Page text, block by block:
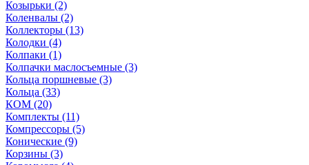
Козырьки (2)
Коленвалы (2)
Коллекторы (13)
Колодки (4)
Колпаки (1)
Колпачки маслосъемные (3)
Кольца поршневые (3)
Кольца (33)
КОМ (20)
Комплекты (11)
Компрессоры (5)
Конические (9)
Корзины (3)